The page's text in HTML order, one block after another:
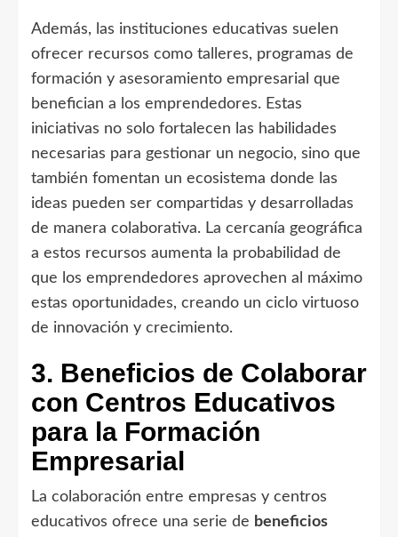
Además, las instituciones educativas suelen
ofrecer recursos como talleres, programas de
formación y asesoramiento empresarial que
benefician a los emprendedores. Estas
iniciativas no solo fortalecen las habilidades
necesarias para gestionar un negocio, sino que
también fomentan un ecosistema donde las
ideas pueden ser compartidas y desarrolladas
de manera colaborativa. La cercanía geográfica
a estos recursos aumenta la probabilidad de
que los emprendedores aprovechen al máximo
estas oportunidades, creando un ciclo virtuoso
de innovación y crecimiento.
3. Beneficios de Colaborar
con Centros Educativos
para la Formación
Empresarial
La colaboración entre empresas y centros
educativos ofrece una serie de beneficios